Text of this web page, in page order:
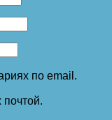
по email.